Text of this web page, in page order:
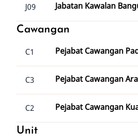
J09 Jabatan Kawalan
Cawangan
C1 Pejabat Cawangan
C3 Pejabat Cawangan
C2 Pejabat Cawangan
Unit